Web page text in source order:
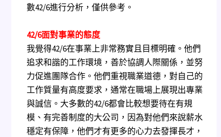
數42/6進行分析，僅供參考。
42/6面對事業的態度
我覺得42/6在事業上非常務實且目標明確。他們
追求和諧的工作環境，善於協調人際關係，並努
力促進團隊合作。他們重視職業道德，對自己的
工作質量有高度要求，通常在職場上展現出專業
與誠信。大多數的42/6都會比較想要待在有規
模、有完善制度的大公司，因為對他們來說薪水
穩定有保障，他們才有更多的心力去發揮長才，